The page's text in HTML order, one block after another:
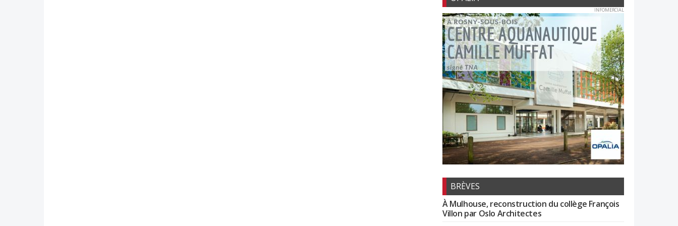
INFOMERCIAL
BRÈVES
À Mulhouse, reconstruction du collège François
Villon par Oslo Architectes